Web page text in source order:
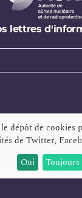
lettres
dépôt de cookies
de Twitter,
Oui
Toujours